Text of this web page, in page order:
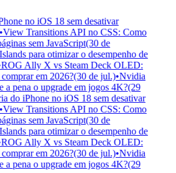
no iOS 18 sem desativar
Transitions API no CSS: Como
sem JavaScript(30 de
para otimizar o desempenho de
Ally X vs Steam Deck OLED:
em 2026?(30 de jul.)•Nvidia
pena o upgrade em jogos 4K?(29
do iPhone no iOS 18 sem desativar
Transitions API no CSS: Como
sem JavaScript(30 de
para otimizar o desempenho de
Ally X vs Steam Deck OLED:
em 2026?(30 de jul.)•Nvidia
pena o upgrade em jogos 4K?(29